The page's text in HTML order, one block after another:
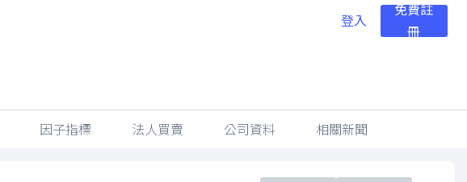
登入
免費註
冊
因子指標 法人買賣 公司資料 相關新聞